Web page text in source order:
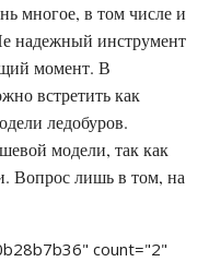
многое, в том числе и
надежный инструмент
момент. В
встретить как
ледобуров.
модели, так как
Вопрос лишь в том, на
count="2"